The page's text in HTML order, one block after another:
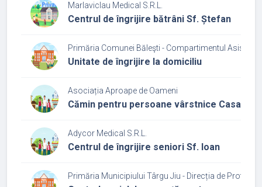
Marlaviclau Medical S.R.L.
Centrul de îngrijire bătrâni Sf. Ștefan
Primăria Comunei Băleşti - Compartimentul
Unitate de îngrijire la domiciliu
Asociația Aproape de Oameni
Cămin pentru persoane vârstnice Casa
Adycor Medical S.R.L.
Centrul de îngrijire seniori Sf. Ioan
Primăria Municipiului Târgu Jiu - Direcția de